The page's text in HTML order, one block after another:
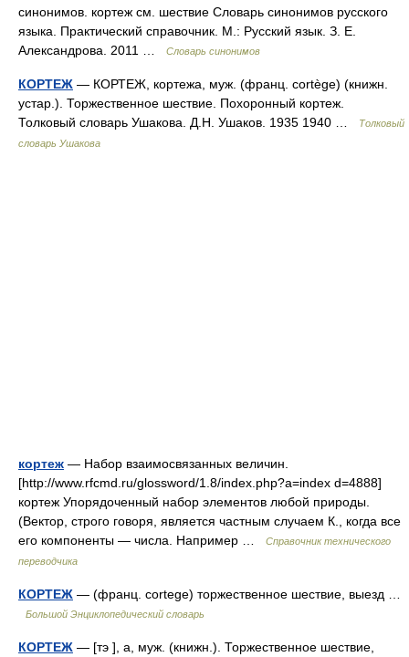
синонимов. кортеж см. шествие Словарь синонимов русского
языка. Практический справочник. М.: Русский язык. З. Е.
Александрова. 2011 …
Словарь синонимов
КОРТЕЖ — КОРТЕЖ, кортежа, муж. (франц. cortège) (книжн.
устар.). Торжественное шествие. Похоронный кортеж.
Толковый словарь Ушакова. Д.Н. Ушаков. 1935 1940 …
Толковый
словарь Ушакова
кортеж — Набор взаимосвязанных величин.
[http://www.rfcmd.ru/glossword/1.8/index.php?a=index d=4888]
кортеж Упорядоченный набор элементов любой природы.
(Вектор, строго говоря, является частным случаем К., когда все
его компоненты — числа. Например …
Справочник технического
переводчика
КОРТЕЖ — (франц. cortege) торжественное шествие, выезд …
Большой Энциклопедический словарь
КОРТЕЖ — [тэ ], а, муж. (книжн.). Торжественное шествие,